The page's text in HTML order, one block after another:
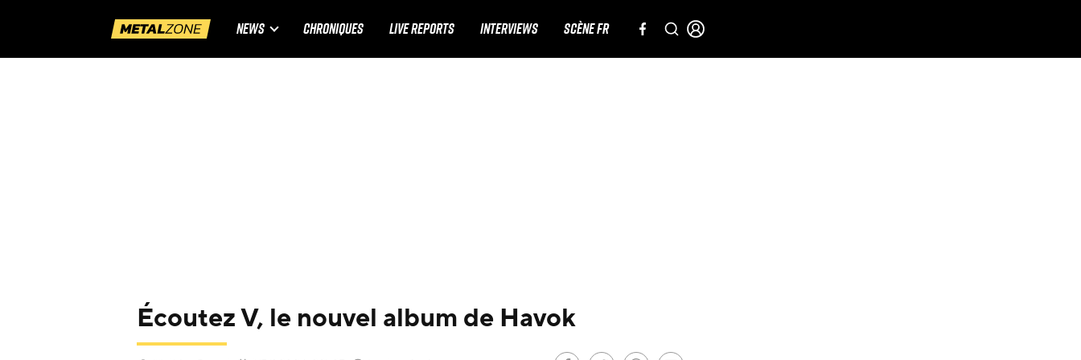
NEWS CHRONIQUES LIVE REPORTS INTERVIEWS SCÈNE FR
Écoutez V, le nouvel album de Havok